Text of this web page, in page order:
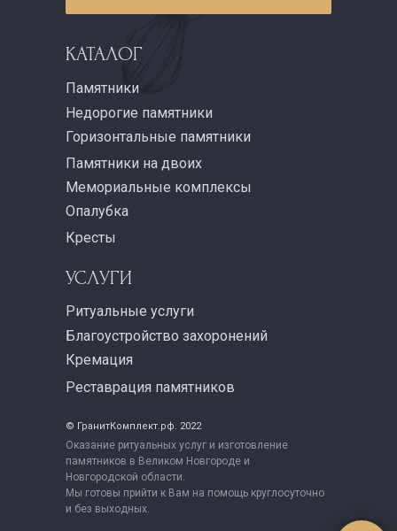
© ГранитКомплект.рф. 2022
Оказание ритуальных услуг и изготовление
памятников в Великом Новгороде и
Новгородской области.
Мы готовы прийти к Вам на помощь круглосуточно
и без выходных.
КАТАЛОГ
Памятники
Недорогие памятники
Горизонтальные памятники
Памятники на двоих
Мемориальные комплексы
Опалубка
УСЛУГИ
Кресты
Ритуальные услуги
Благоустройство захоронений
Кремация
Реставрация памятников